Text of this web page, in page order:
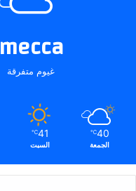
mecca
غيوم متفرقة
40
℃
الجمعة
41
℃
السبت